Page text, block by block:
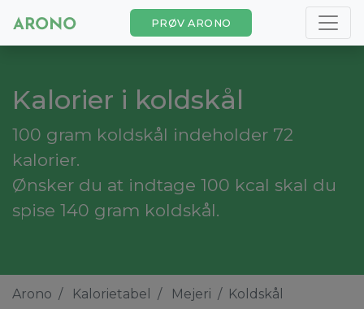
PRØV ARONO
Kalorier i koldskål
100 gram koldskål indeholder 72
kalorier.
Ønsker du at indtage 100 kcal skal du
spise 140 gram koldskål.
Arono Kalorietabel Mejeri Koldskål